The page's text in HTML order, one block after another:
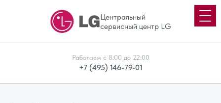
Центральный
сервисный центр LG
Работаем с 8:00 до 22:00
+7 (495) 146-79-01